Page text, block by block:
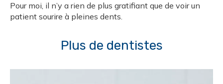
Pour moi, il n’y a rien de plus gratifiant que de voir un
patient sourire à pleines dents.
Plus de dentistes